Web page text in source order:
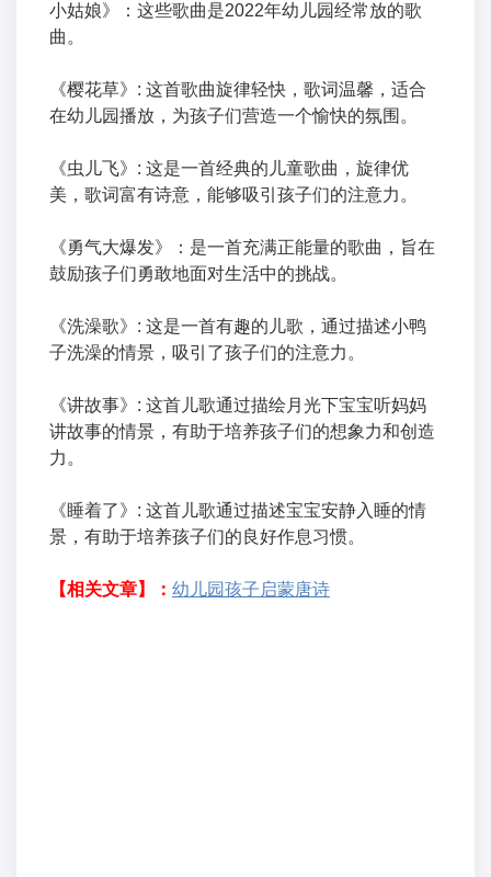
小姑娘》：这些歌曲是2022年幼儿园经常放的歌
曲。
《樱花草》: 这首歌曲旋律轻快，歌词温馨，适合
在幼儿园播放，为孩子们营造一个愉快的氛围。
《虫儿飞》: 这是一首经典的儿童歌曲，旋律优
美，歌词富有诗意，能够吸引孩子们的注意力。
《勇气大爆发》：是一首充满正能量的歌曲，旨在
鼓励孩子们勇敢地面对生活中的挑战。
《洗澡歌》: 这是一首有趣的儿歌，通过描述小鸭
子洗澡的情景，吸引了孩子们的注意力。
《讲故事》: 这首儿歌通过描绘月光下宝宝听妈妈
讲故事的情景，有助于培养孩子们的想象力和创造
力。
《睡着了》: 这首儿歌通过描述宝宝安静入睡的情
景，有助于培养孩子们的良好作息习惯。
【相关文章】： 幼儿园孩子启蒙唐诗